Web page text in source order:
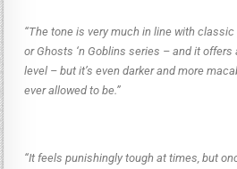
“The tone is very much in line with
or Ghosts ‘n Goblins series – and it
level – but it’s even darker and more
ever allowed to be.”
“It feels punishingly tough at times, but